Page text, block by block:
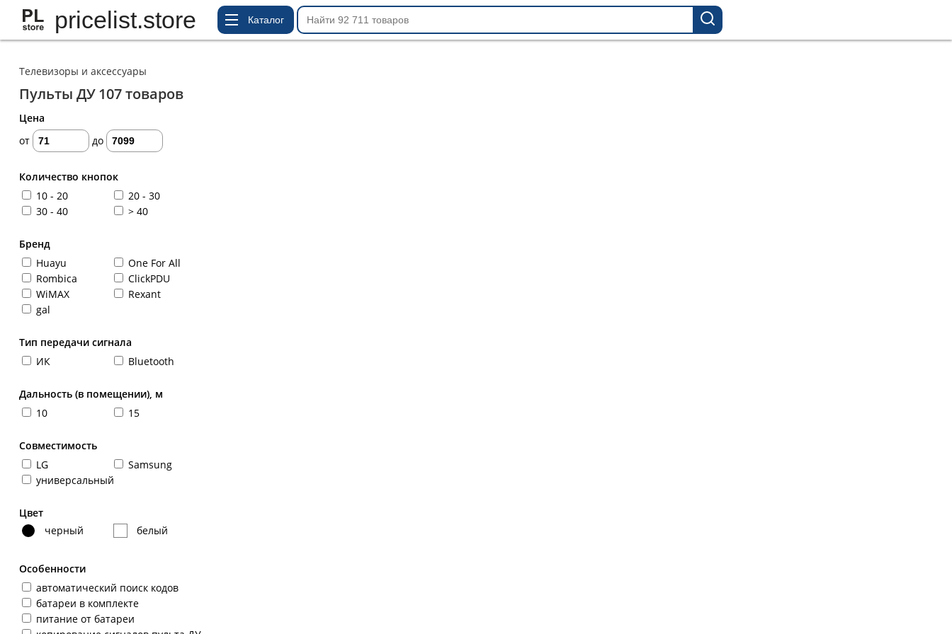
pricelist.store Каталог
Телевизоры и аксессуары
Пульты ДУ107товаров
Цена
от
до
Количество кнопок
10 - 20
20 - 30
30 - 40
> 40
Бренд
Huayu
One For All
Rombica
ClickPDU
WiMAX
Rexant
gal
Тип передачи сигнала
ИК
Bluetooth
Дальность (в помещении), м
10
15
Совместимость
LG
Samsung
универсальный
Цвет
черный
белый
Особенности
автоматический поиск кодов
батареи в комплекте
питание от батареи